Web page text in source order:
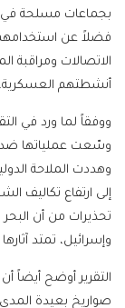
بجماعات مسلحة في
فضلاً عن
الاتصالات ومراقبة
أنشطتهم العسكرية.
ووفقاً لما ورد في
وسّعت عملياتها ضد
وهددت الملاحة
إلى ارتفاع تكاليف
تحذيرات من أن
وإسرائيل، تمتد
التقرير أوضح أيضاً
صواريخ بعيدة